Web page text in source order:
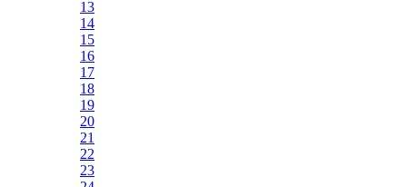
13
14
15
16
17
18
19
20
21
22
23